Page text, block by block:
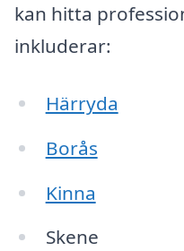
kan hitta
inkluderar:
Härryda
Borås
Kinna
Skene